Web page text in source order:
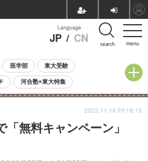
menu
Language
JP / CN search
医学部 東大受験
河合塾×東大特集
中学受験 小学校受験
校 過去問 人気記事
無料キャンペーン」
2022.11.18 Fri 18:15